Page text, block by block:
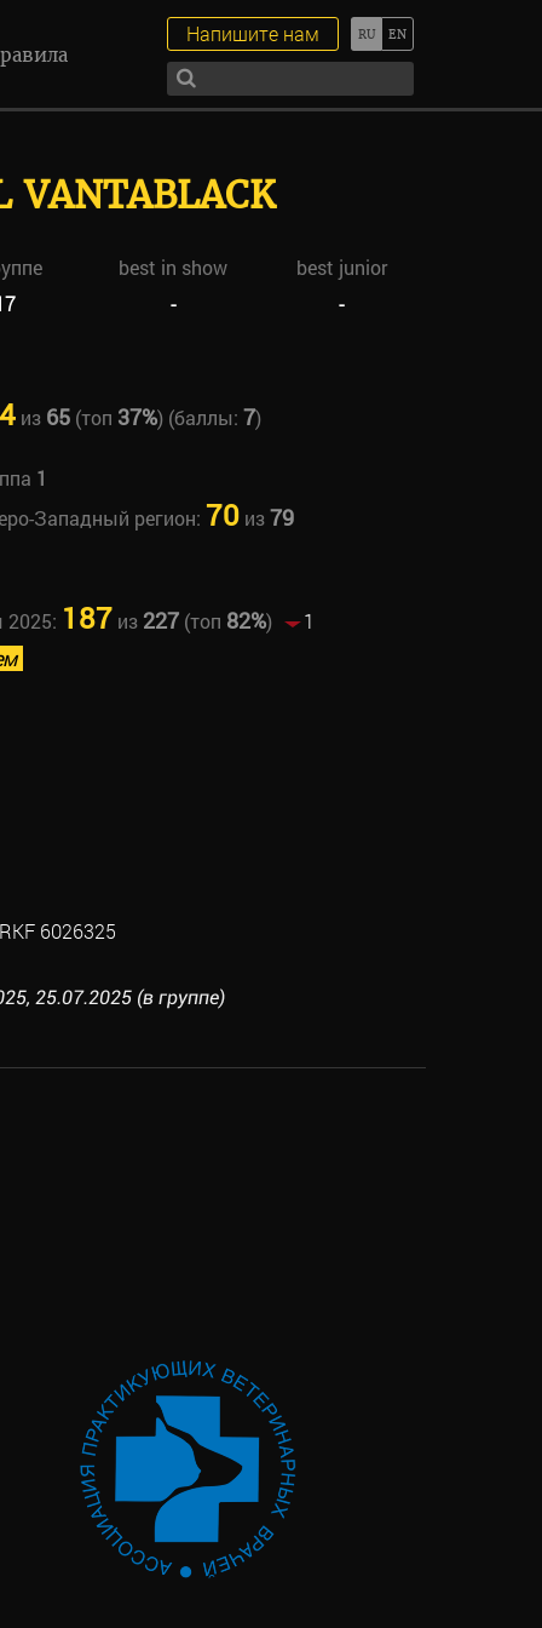
Напишите нам
VANTABLACK
best in show
best junior
- -
из 65(топ 37%) (баллы: 7)
1
Западный регион: 70из79
2025: 187 из 227(топ 82%)
1
6026325
25.07.2025 (в группе)